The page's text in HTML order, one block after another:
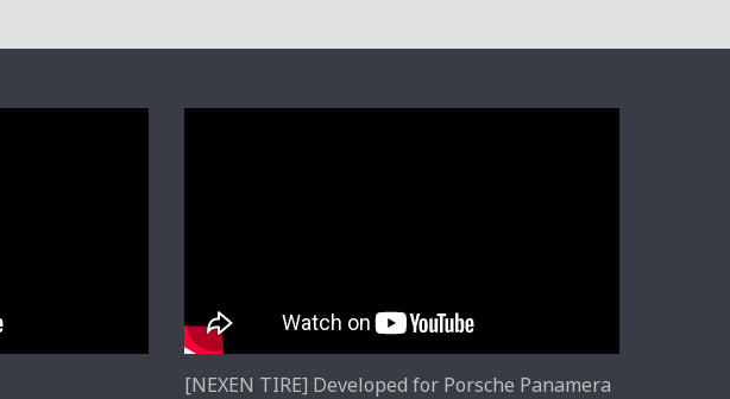
[NEXEN TIRE] Developed for Porsche Panamera